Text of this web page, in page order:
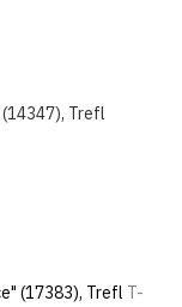
Trefl